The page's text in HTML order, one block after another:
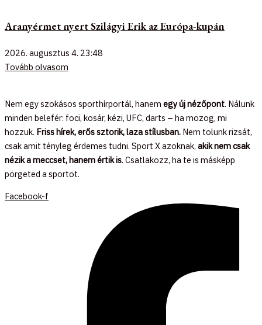
Aranyérmet nyert Szilágyi Erik az Európa-kupán
2026. augusztus 4. 23:48
Tovább olvasom
Nem egy szokásos sporthírportál, hanem egy új nézőpont. Nálunk
minden belefér: foci, kosár, kézi, UFC, darts – ha mozog, mi
hozzuk. Friss hírek, erős sztorik, laza stílusban. Nem tolunk rizsát,
csak amit tényleg érdemes tudni. Sport X azoknak, akik nem csak
nézik a meccset, hanem értik is. Csatlakozz, ha te is másképp
pörgeted a sportot.
Facebook-f